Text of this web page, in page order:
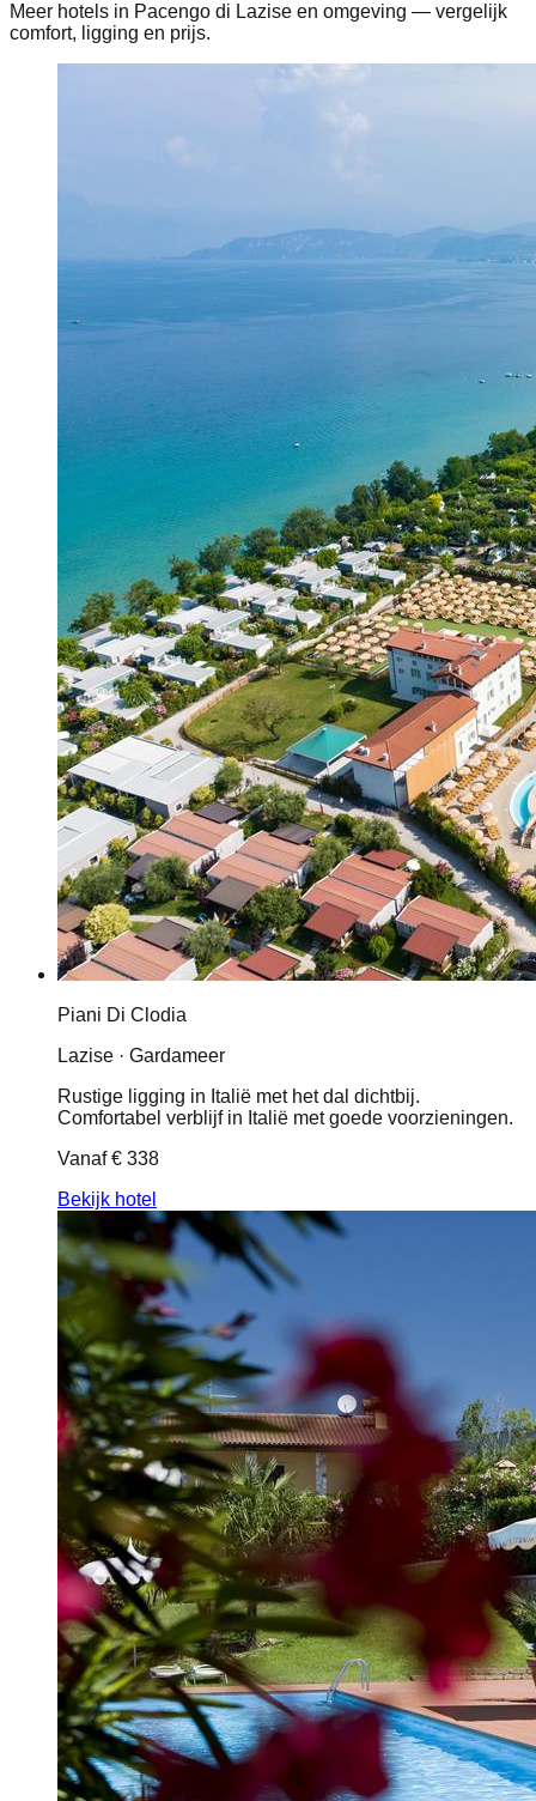
Meer hotels in Pacengo di Lazise en omgeving — vergelijk
comfort, ligging en prijs.
Piani Di Clodia
Lazise · Gardameer
Rustige ligging in Italië met het dal dichtbij.
Comfortabel verblijf in Italië met goede voorzieningen.
Vanaf€ 338
Bekijk hotel